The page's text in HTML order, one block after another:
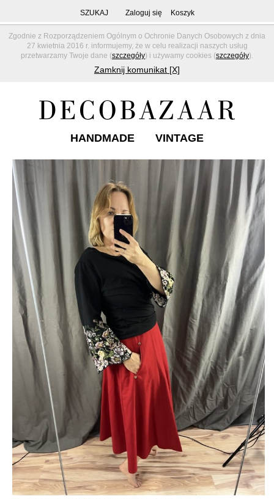
Zgodnie z Rozporządzeniem Ogólnym o Ochronie Danych Osobowych z dnia
27 kwietnia 2016 r. informujemy, że w celu realizacji naszych usług
przetwarzamy Twoje dane (szczegóły) i używamy cookies (szczegóły).
Zamknij komunikat [X]
SZUKAJ Zaloguj się Koszyk
HANDMADE VINTAGE